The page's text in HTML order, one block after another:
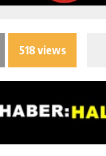
518 views